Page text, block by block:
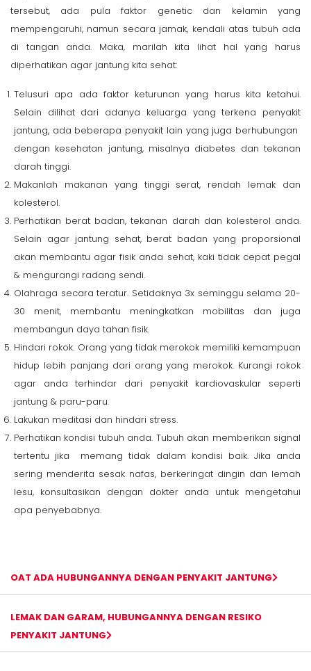
tersebut, ada pula faktor genetic dan kelamin yang
mempengaruhi, namun secara jamak, kendali atas tubuh ada
di tangan anda. Maka, marilah kita lihat hal yang harus
diperhatikan agar jantung kita sehat:
Telusuri apa ada faktor keturunan yang harus kita ketahui.
Selain dilihat dari adanya keluarga yang terkena penyakit
jantung, ada beberapa penyakit lain yang juga berhubungan
dengan kesehatan jantung, misalnya diabetes dan tekanan
darah tinggi.
Makanlah makanan yang tinggi serat, rendah lemak dan
kolesterol.
Perhatikan berat badan, tekanan darah dan kolesterol anda.
Selain agar jantung sehat, berat badan yang proporsional
akan membantu agar fisik anda sehat, kaki tidak cepat pegal
& mengurangi radang sendi.
Olahraga secara teratur. Setidaknya 3x seminggu selama 20-
30 menit, membantu meningkatkan mobilitas dan juga
membangun daya tahan fisik.
Hindari rokok. Orang yang tidak merokok memiliki kemampuan
hidup lebih panjang dari orang yang merokok. Kurangi rokok
agar anda terhindar dari penyakit kardiovaskular seperti
jantung & paru-paru.
Lakukan meditasi dan hindari stress.
Perhatikan kondisi tubuh anda. Tubuh akan memberikan signal
tertentu jika memang tidak dalam kondisi baik. Jika anda
sering menderita sesak nafas, berkeringat dingin dan lemah
lesu, konsultasikan dengan dokter anda untuk mengetahui
apa penyebabnya.
OAT ADA HUBUNGANNYA DENGAN PENYAKIT JANTUNG
LEMAK DAN GARAM, HUBUNGANNYA DENGAN RESIKO
PENYAKIT JANTUNG